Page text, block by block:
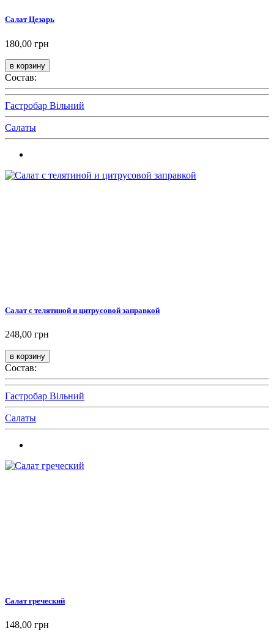
Салат Цезарь
180,00 грн
Состав:
Гастробар Вільний
Салаты
Салат с телятиной и цитрусовой заправкой
248,00 грн
Состав:
Гастробар Вільний
Салаты
Салат греческий
148,00 грн